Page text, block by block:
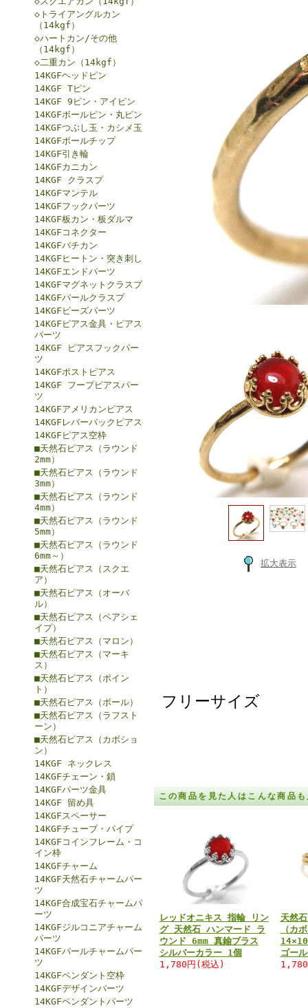
◇トライアングルカン
（14kgf）
◇ハートカン/その他
（14kgf）
◇二重カン（14kgf）
14KGFヘッドピン
14KGF Tピン
14KGF 9ピン・アイピン
14KGFボールピン・丸ピン
14KGFつぶし玉・カシメ玉
14KGFボールチップ
14KGF引き輪
14KGFカニカン
14KGF クラスプ
14KGFマンテル
14KGFフックパーツ
14KGF板カン・板ダルマ
14KGFコネクター
14KGFバチカン
14KGFヒートン・突き刺し
14KGFエンドパーツ
14KGFマグネットクラスプ
14KGFパールクラスプ
14KGFビーズパーツ
14KGFピアス金具・ピアス
パーツ
14KGF ピアスフックパー
ツ
14KGFポストピアス
14KGF フープピアスパー
ツ
14KGFアメリカンピアス
14KGFレバーバックピアス
14KGFピアス空枠
■天然石ピアス（ラウンド
2mm）
■天然石ピアス（ラウンド
3mm）
■天然石ピアス（ラウンド
4mm）
■天然石ピアス（ラウンド
5mm）
■天然石ピアス（ラウンド
6mm～）
■天然石ピアス（スクエ
ア）
■天然石ピアス（オーバ
ル）
■天然石ピアス（ペアシェ
イプ）
■天然石ピアス（マロン）
■天然石ピアス（マーキ
ス）
■天然石ピアス（ポイン
ト）
■天然石ピアス（ボール）
■天然石ピアス（ラフスト
ーン）
■天然石ピアス（カボショ
ン）
14KGF ネックレス
14KGFチェーン・鎖
14KGFパーツ金具
14KGF 留め具
14KGFスペーサー
14KGFチューブ・パイプ
14KGFコインフレーム・コ
イン枠
14KGFチャーム
14KGF天然石チャームパー
ツ
14KGF合成宝石チャームパ
ーツ
14KGFジルコニアチャーム
パーツ
14KGFパールチャームパー
ツ
14KGFペンダント空枠
14KGFデザインパーツ
14KGFペンダントパーツ
拡大表示
フリーサイズ
この商品を見た人はこんな商品
レッドオニキス 指輪 リン
グ 天然石 ハンマード ラ
ウンド 6mm 真鍮ブラス
シルバーカラー 1個
1,780円(税込)
天然
（カ
ゴー